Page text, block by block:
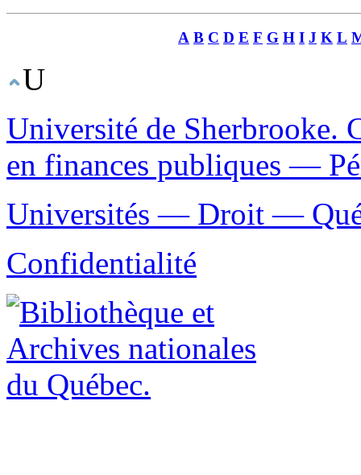
A B C D E F G H I J K L
U
Université de Sherbrooke.
en finances publiques —
Universités — Droit —
Confidentialité